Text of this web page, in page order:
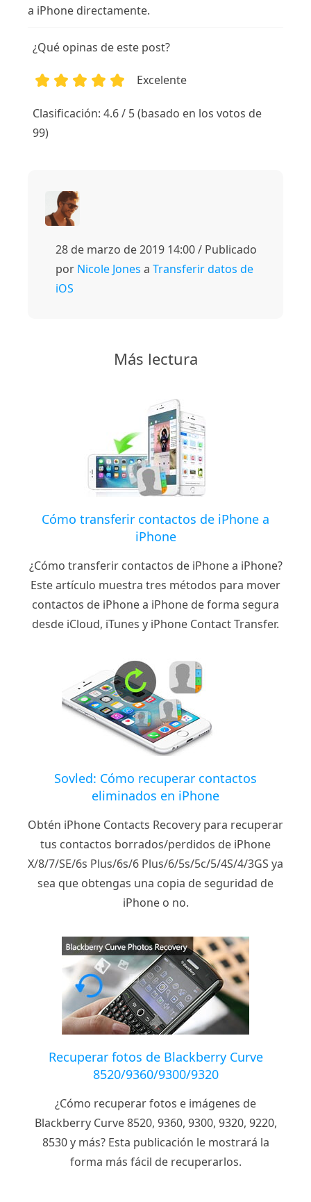
a iPhone directamente.
¿Qué opinas de este post?
Excelente
Clasificación: 4.6 / 5 (basado en los votos de
99)
28 de marzo de 2019 14:00 / Publicado
por Nicole Jones a Transferir datos de
iOS
Más lectura
Cómo transferir contactos de iPhone a
iPhone
¿Cómo transferir contactos de iPhone a iPhone?
Este artículo muestra tres métodos para mover
contactos de iPhone a iPhone de forma segura
desde iCloud, iTunes y iPhone Contact Transfer.
Sovled: Cómo recuperar contactos
eliminados en iPhone
Obtén iPhone Contacts Recovery para recuperar
tus contactos borrados/perdidos de iPhone
X/8/7/SE/6s Plus/6s/6 Plus/6/5s/5c/5/4S/4/3GS ya
sea que obtengas una copia de seguridad de
iPhone o no.
Recuperar fotos de Blackberry Curve
8520/9360/9300/9320
¿Cómo recuperar fotos e imágenes de
Blackberry Curve 8520, 9360, 9300, 9320, 9220,
8530 y más? Esta publicación le mostrará la
forma más fácil de recuperarlos.